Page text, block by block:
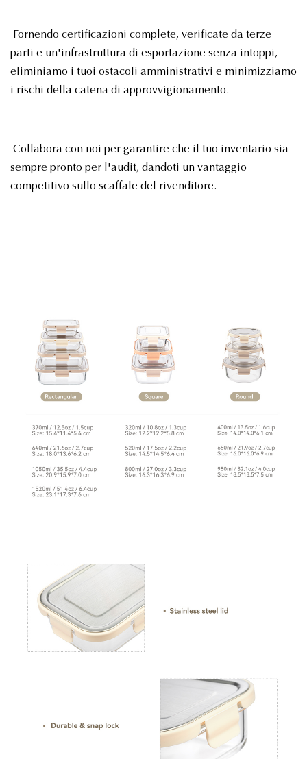
Fornendo certificazioni complete, verificate da terze
parti e un'infrastruttura di esportazione senza intoppi,
eliminiamo i tuoi ostacoli amministrativi e minimizziamo
i rischi della catena di approvvigionamento.
Collabora con noi per garantire che il tuo inventario sia
sempre pronto per l'audit, dandoti un vantaggio
competitivo sullo scaffale del rivenditore.